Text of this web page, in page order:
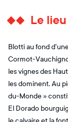
Le
Blotti au fond
Cormot-
les vignes des
les dominent. Au
du-Monde »
El Dorado